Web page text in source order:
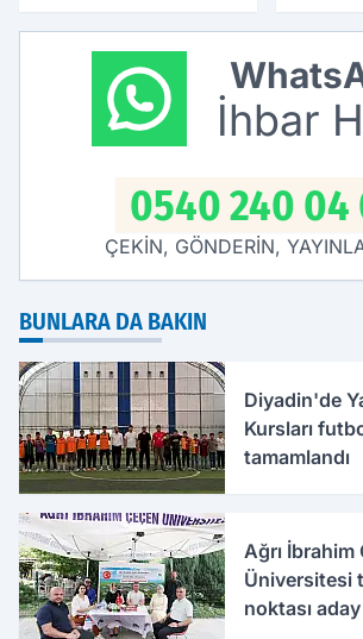
İhbar
0540 240 04
ÇEKİN, GÖNDERİN,
BUNLARA DA BAKIN
Diyadin'de
Kursları
tamamlandı
Ağrı İbrahim
Üniversitesi
noktası